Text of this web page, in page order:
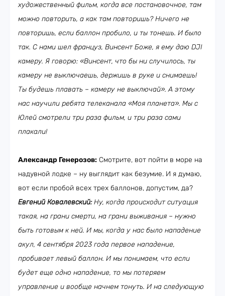
художественный фильм, когда все постановочное, там
можно повторить, а как там повторишь? Ничего не
повторишь, если баллон пробило, и ты тонешь. И было
так. С нами шел француз, Винсент Боже, я ему даю DJI
камеру. Я говорю: «Винсент, что бы ни случилось, ты
камеру не выключаешь, держишь в руке и снимаешь!
Ты будешь плавать – камеру не выключай». А этому
нас научили ребята телеканала «Моя планета». Мы с
Юлей смотрели три раза фильм, и три раза сами
плакали!
Александр Генерозов: Смотрите, вот пойти в море на
надувной лодке – ну выглядит как безумие. И я думаю,
вот если пробой всех трех баллонов, допустим, да?
Евгений Ковалевский:Ну, когда происходит ситуация
такая, на грани смерти, на грани выживания – нужно
быть готовым к ней. И мы, когда у нас было нападение
акул, 4 сентября 2023 года первое нападение,
пробивает левый баллон. И мы понимаем, что если
будет еще одно нападение, то мы потеряем
управление и вообще начнем тонуть. И на следующую